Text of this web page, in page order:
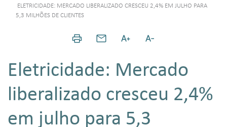
ELETRICIDADE: MERCADO LIBERALIZADO CRESCEU 2,4% EM JULHO PARA
5,3 MILHÕES DE CLIENTES
Eletricidade: Mercado
liberalizado cresceu 2,4%
em julho para 5,3